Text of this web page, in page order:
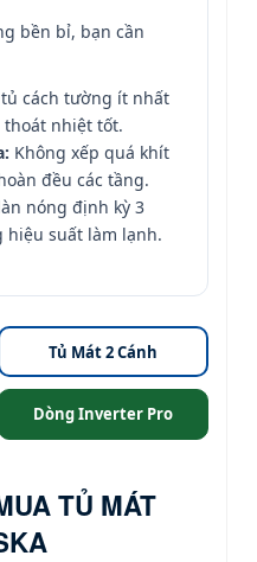
bền bỉ, bạn cần
cách tường ít nhất
thoát nhiệt tốt.
Không xếp quá khít
đều các tầng.
nóng định kỳ 3
suất làm lạnh.
Tủ Mát 2 Cánh
Dòng Inverter Pro
TỦ MÁT